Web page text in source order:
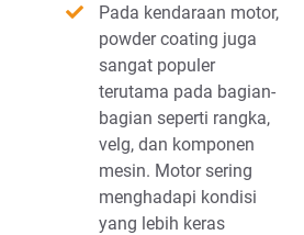
Pada kendaraan motor,
powder coating juga
sangat populer
terutama pada bagian-
bagian seperti rangka,
velg, dan komponen
mesin. Motor sering
menghadapi kondisi
yang lebih keras